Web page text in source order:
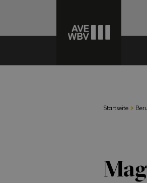
Startseite ›